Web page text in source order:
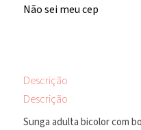
Não sei meu cep
Descrição
Descrição
Sunga adulta bicolor com